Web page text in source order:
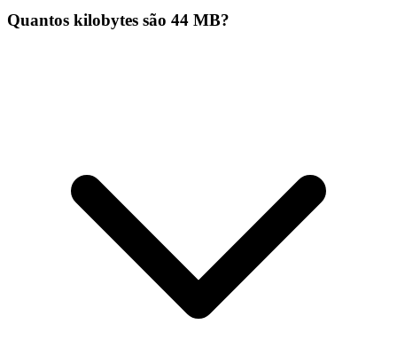
Quantos kilobytes são 44 MB?